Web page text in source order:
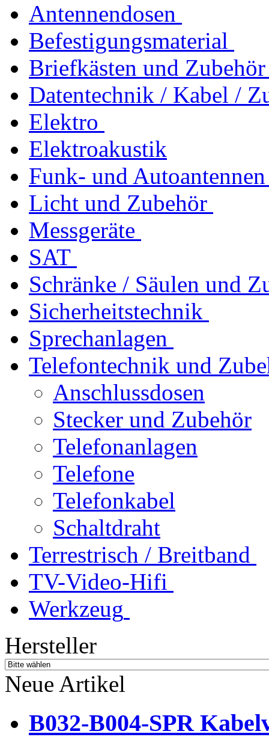
Antennendosen
Befestigungsmaterial
Briefkästen und Zubehör
Datentechnik / Kabel /
Elektro
Elektroakustik
Funk- und Autoantennen
Licht und Zubehör
Messgeräte
SAT
Schränke / Säulen und
Sicherheitstechnik
Sprechanlagen
Telefontechnik und
Anschlussdosen
Stecker und Zubehör
Telefonanlagen
Telefone
Telefonkabel
Schaltdraht
Terrestrisch / Breitband
TV-Video-Hifi
Werkzeug
Hersteller
Neue Artikel
B032-B004-SPR